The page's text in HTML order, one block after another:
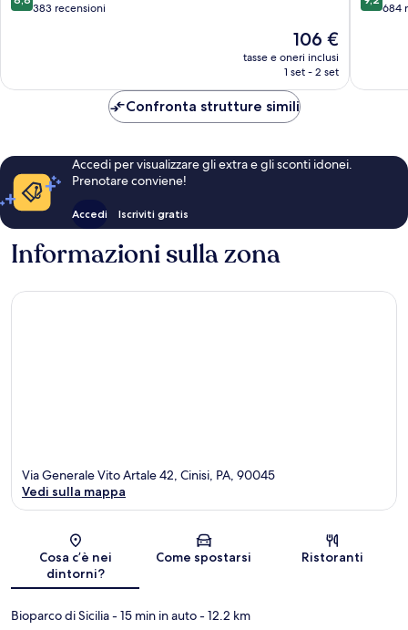
su
383 recensioni
Il
prezzo
attuale
106 €
106 €
tasse e oneri inclusi
1 set - 2 set
su
684
Confronta strutture simili
Accedi per visualizzare gli extra e gli sconti idonei.
Prenotare conviene!
Accedi Iscriviti gratis
Informazioni sulla zona
Mappa
Via Generale Vito Artale 42, Cinisi, PA, 90045
Vedi sulla mappa
Cosa c’è nei
dintorni?
Come spostarsi Ristoranti
Bioparco di Sicilia- 15 min in auto- 12.2 km